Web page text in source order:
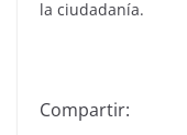
la ciudadanía.
Compartir: